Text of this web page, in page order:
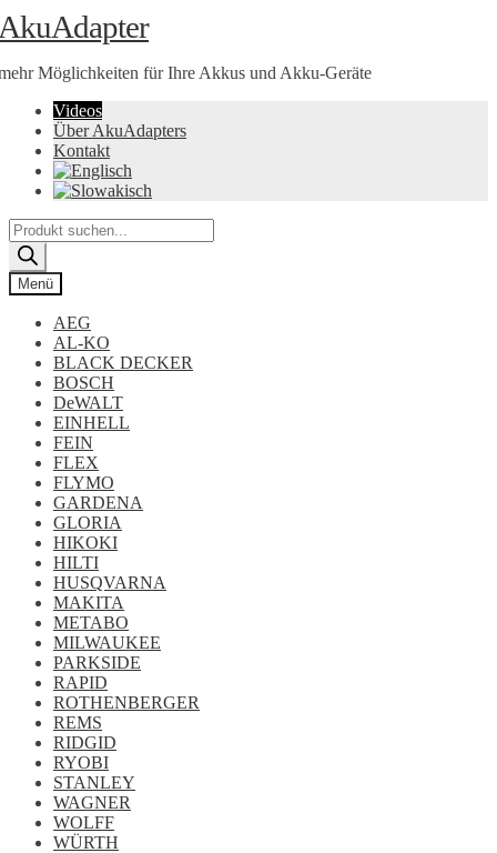
Zur
Navigation
Zum
Inhalt
Möglichkeiten für Ihre Akkus und Akku-Geräte
Videos
Über AkuAdapters
Kontakt
Products
search
Menü
AEG
AL-KO
BLACK DECKER
BOSCH
DeWALT
EINHELL
FEIN
FLEX
FLYMO
GARDENA
GLORIA
HIKOKI
HILTI
HUSQVARNA
MAKITA
METABO
MILWAUKEE
PARKSIDE
RAPID
ROTHENBERGER
REMS
RIDGID
RYOBI
STANLEY
WAGNER
WOLFF
WÜRTH